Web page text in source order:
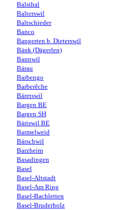
Balsthal
Balterswil
Baltschieder
Banco
Bangerten b. Dieterswil
Bänk (Dägerlen)
Bannwil
Bärau
Barbengo
Barberêche
Bäretswil
Bargen BE
Bargen SH
Bäriswil BE
Barmelweid
Bärschwil
Barzheim
Basadingen
Basel
Basel-Altstadt
Basel-Am Ring
Basel-Bachletten
Basel-Bruderholz